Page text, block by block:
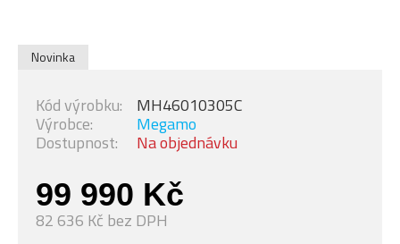
Novinka
99 990 Kč
82 636 Kč bez DPH
Dostupnost: Na objednávku
Výrobce: Megamo
Kód výrobku: MH46010305C